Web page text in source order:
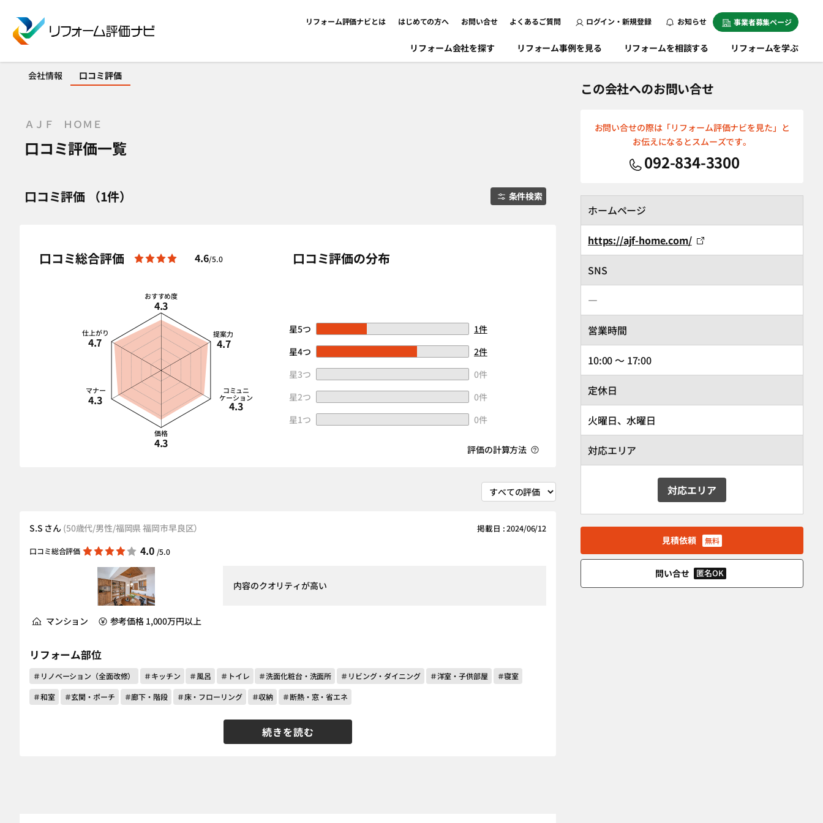
リフォーム評価ナビとは はじめての方へ お問い合せ よくあるご質問 ログイン・新規登録 お知らせ 事業者募集ページ
リフォーム会社を探す リフォーム事例を見る リフォームを相談する リフォームを学ぶ
会社情報 口コミ評価
ＡＪＦ ＨＯＭＥ
口コミ評価一覧
口コミ評価 （1件） 条件検索
口コミ総合評価 4.6/5.0
おすすめ度
4.3
提案力
4.7
コミュニ
ケーション
4.3
価格
4.3
マナー
4.3
仕上がり
4.7
口コミ評価の分布
星5つ
1件
星4つ
2件
星3つ
0件
星2つ
0件
星1つ
0件
評価の計算方法
S.S さん (50歳代/男性/福岡県 福岡市早良区） 掲載日 : 2024/06/12
口コミ総合評価 4.0 /5.0
内容のクオリティが高い
続きを読む
マンション 参考価格 1,000万円以上
リフォーム部位
＃リノベーション（全面改修） ＃キッチン ＃風呂 ＃トイレ ＃洗面化粧台・洗面所 ＃リビング・ダイニング ＃洋室・子供部屋
＃寝室
＃和室
＃玄関・ポーチ ＃廊下・階段 ＃床・フローリング ＃収納 ＃断熱・窓・省エネ
この会社へのお問い合せ
お問い合せの際は「リフォーム評価ナビを見た」と
お伝えになるとスムーズです。
092-834-3300
ホームページ
https://ajf-home.com/
SNS
―
営業時間
10:00 ～ 17:00
定休日
火曜日、水曜日
対応エリア
対応エリア
見積依頼 無料
問い合せ 匿名OK